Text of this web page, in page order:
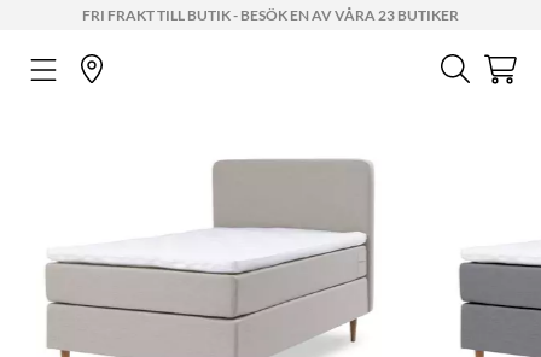
FRI FRAKT TILL BUTIK - BESÖK EN AV VÅRA 23 BUTIKER